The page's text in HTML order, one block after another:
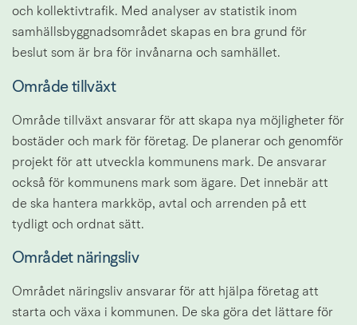
och kollektivtrafik. Med analyser av statistik inom
samhällsbyggnadsområdet skapas en bra grund för
beslut som är bra för invånarna och samhället.
Område tillväxt
Område tillväxt ansvarar för att skapa nya möjligheter för
bostäder och mark för företag. De planerar och genomför
projekt för att utveckla kommunens mark. De ansvarar
också för kommunens mark som ägare. Det innebär att
de ska hantera markköp, avtal och arrenden på ett
tydligt och ordnat sätt.
Området näringsliv
Området näringsliv ansvarar för att hjälpa företag att
starta och växa i kommunen. De ska göra det lättare för